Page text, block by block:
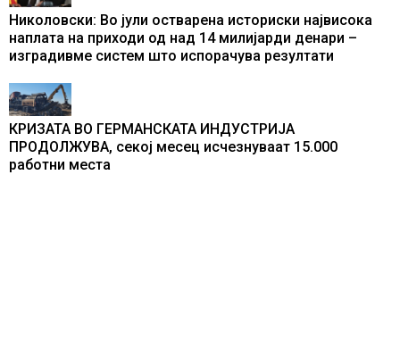
Николовски: Во јули остварена историски највисока
наплата на приходи од над 14 милијарди денари –
изградивме систем што испорачува резултати
КРИЗАТА ВО ГЕРМАНСКАТА ИНДУСТРИЈА
ПРОДОЛЖУВА, секој месец исчезнуваат 15.000
работни места